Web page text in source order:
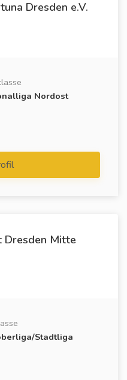
Dresden e.V.
Nordost
Dresden Mitte
Stadtliga